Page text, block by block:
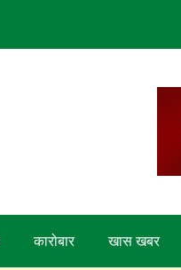
कारोबार खास खबर